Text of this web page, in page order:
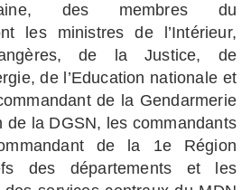
des membres du
les ministres de l’Intérieur,
de la Justice, de
de l’Education nationale et
de la Gendarmerie
de la DGSN, les commandants
de la 1e Région
des départements et les